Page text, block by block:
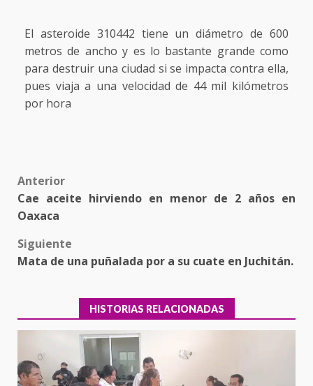
El asteroide 310442 tiene un diámetro de 600
metros de ancho y es lo bastante grande como
para destruir una ciudad si se impacta contra ella,
pues viaja a una velocidad de 44 mil kilómetros
por hora
Post
navigation
Anterior
Cae aceite hirviendo en menor de 2 años en
Oaxaca
Siguiente
Mata de una puñalada por a su cuate en Juchitán.
HISTORIAS RELACIONADAS